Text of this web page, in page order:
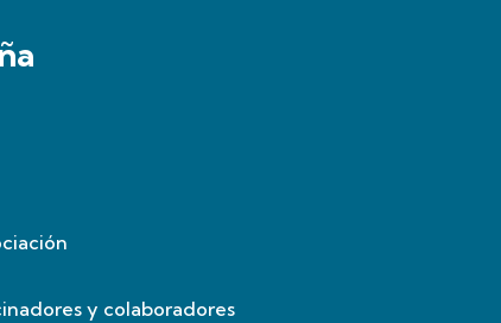
y colaboradores